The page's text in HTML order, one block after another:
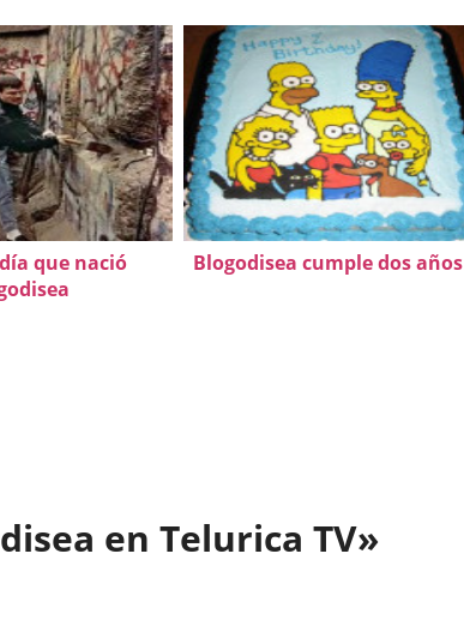
que nació
Blogodisea cumple dos años
en Telurica TV»